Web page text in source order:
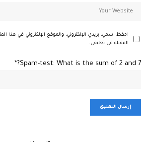
احفظ اسمي، بريدي الإلكتروني، والموقع الإلكتروني في هذا
المقبلة في تعليقي.
Spam-test: What is the sum of 2 and 7?*